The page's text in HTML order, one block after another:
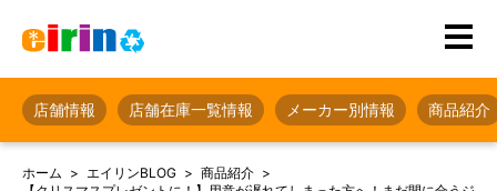
店舗情報 店舗在庫一覧情報 メーカー別情報 商品紹介
ホーム エイリンBLOG
商品紹介